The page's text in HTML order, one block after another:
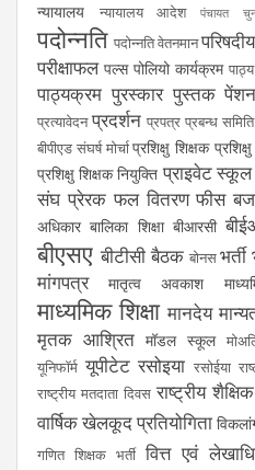
न्यायालय न्यायालय आदेश पंचायत
पदोन्नति पदोन्नति वेतनमान
परीक्षाफल पल्स पोलियो कार्यक्रम
पाठ्यक्रम पुरस्कार पुस्तक पेंशन
प्रत्यावेदन प्रदर्शन प्रपत्र प्रबन्ध समिति
बीपीएड संघर्ष मोर्चा प्रशिक्षु शिक्षक
प्रशिक्षु शिक्षक नियुक्ति प्राइवेट स्कूल
संघ प्रेरक फल वितरण फीस
अधिकार बालिका शिक्षा बीआरसी
बीएसए बीटीसी बैठक बोनस भर्ती
मांगपत्र
मातृत्व अवकाश
माध्यमिक शिक्षा मानदेय
मृतक आश्रित मॉडल स्कूल
यूनिफॉर्म यूपीटेट रसोइया रसोईया
राष्ट्रीय मतदाता दिवस राष्ट्रीय
वार्षिक खेलकूद प्रतियोगिता
गणित शिक्षक भर्ती वित्त एवं